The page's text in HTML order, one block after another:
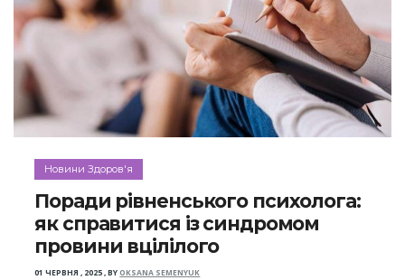
Новини Здоров'я
Поради рівненського психолога:
як справитися із синдромом
провини вцілілого
01 ЧЕРВНЯ , 2025,BYOKSANA SEMENYUK